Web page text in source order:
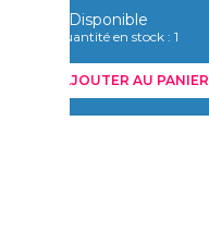
Disponible
Quantité en stock : 1
AJOUTER AU PANIER